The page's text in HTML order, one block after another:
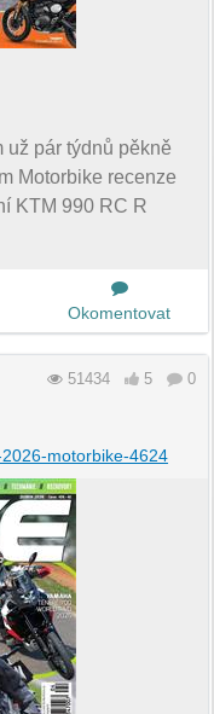
už pár týdnů pěkně
Motorbike recenze
KTM 990 RC R
Okomentovat
51434 5 0
motorbike-4624